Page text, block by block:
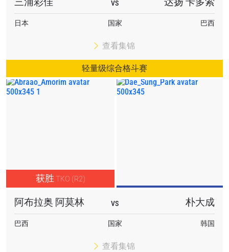
VS
日本 国家 巴西
查看集锦
轻量级综合格斗赛
获胜 TKO (R2)
阿布拉奥 阿莫林 VS 朴大成
巴西 国家 韩国
查看集锦